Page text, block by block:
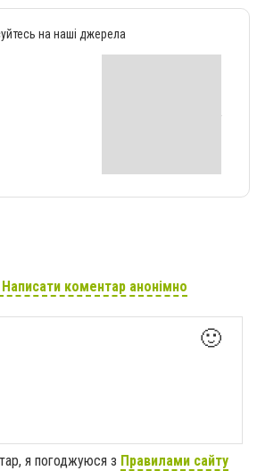
на наші джерела
Написати коментар анонімно
🙂
я погоджуюся з Правилами сайту